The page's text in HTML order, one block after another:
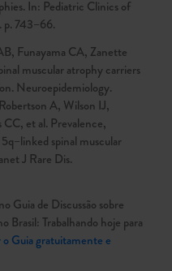
In: Pediatric Clinics of
743–66.
Funayama CA, Zanette
muscular atrophy carriers
Neuroepidemiology.
A, Wilson IJ,
et al. Prevalence,
spinal muscular
J Rare Dis.
Guia de Discussão sobre
Trabalhando hoje para
o Guia gratuitamente e